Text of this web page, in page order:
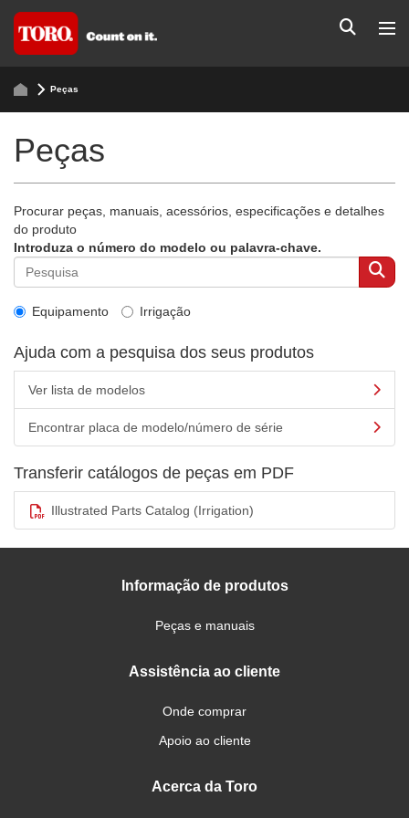
Peças
Peças
Procurar peças, manuais, acessórios, especificações e detalhes
do produto
Introduza o número do modelo ou palavra-chave.
Equipamento Irrigação
Ajuda com a pesquisa dos seus produtos
Ver lista de modelos
Encontrar placa de modelo/número de série
Transferir catálogos de peças em PDF
Illustrated Parts Catalog (Irrigation)
Informação de produtos
Peças e manuais
Assistência ao cliente
Onde comprar
Apoio ao cliente
Acerca da Toro